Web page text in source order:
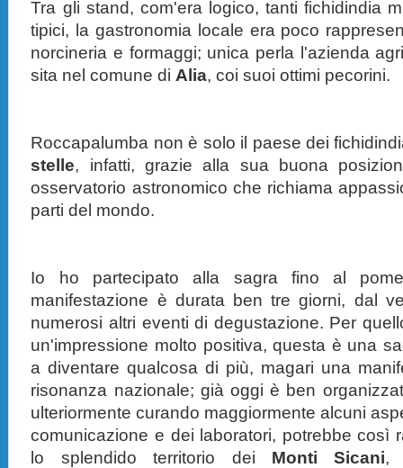
Tra gli stand, com'era logico, tanti fichidindia
tipici, la gastronomia locale era poco
norcineria e formaggi; unica perla l'azienda
sita nel comune di Alia, coi suoi ottimi pecorini.
Roccapalumba non è solo il paese dei
stelle, infatti, grazie alla sua buona
osservatorio astronomico che richiama
parti del mondo.
Io ho partecipato alla sagra fino al
manifestazione è durata ben tre giorni, dal
numerosi altri eventi di degustazione. Per
un'impressione molto positiva, questa è una
a diventare qualcosa di più, magari una
risonanza nazionale; già oggi è ben
ulteriormente curando maggiormente alcuni
comunicazione e dei laboratori, potrebbe così
lo splendido territorio dei Monti Sicani,